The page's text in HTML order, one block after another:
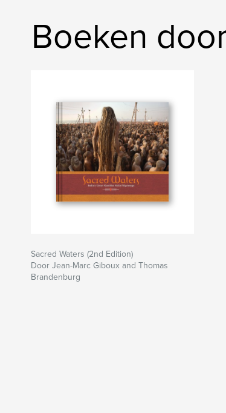
Boeken
Sacred Waters (2nd Edition)
Door Jean-Marc Giboux and Thomas
Brandenburg